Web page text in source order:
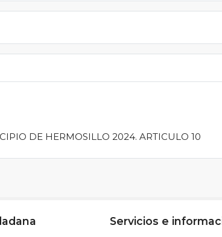
DE HERMOSILLO 2024. ARTICULO 10
Servicios e